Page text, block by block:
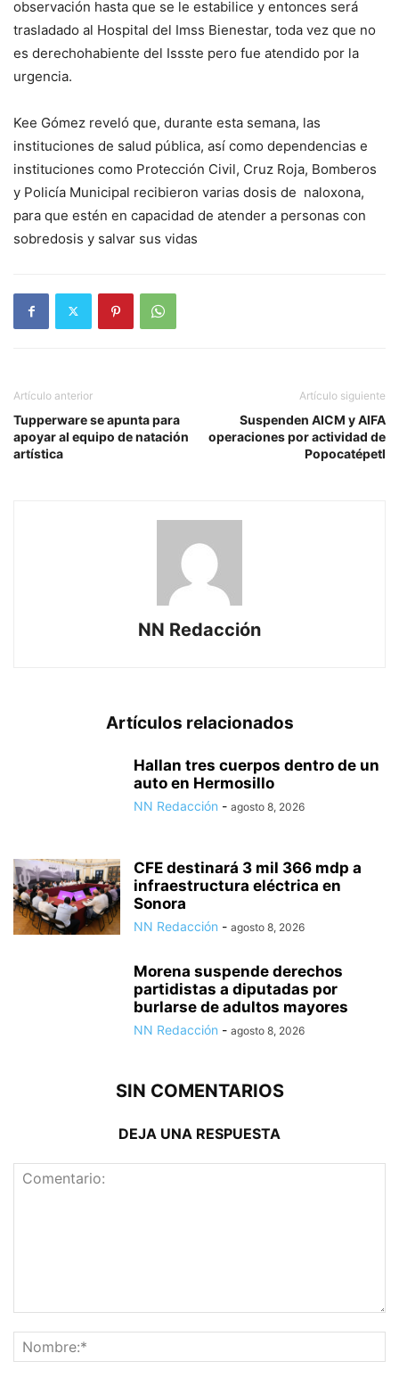
observación hasta que se le estabilice y entonces será
trasladado al Hospital del Imss Bienestar, toda vez que no
es derechohabiente del Issste pero fue atendido por la
urgencia.
Kee Gómez reveló que, durante esta semana, las
instituciones de salud pública, así como dependencias e
instituciones como Protección Civil, Cruz Roja, Bomberos
y Policía Municipal recibieron varias dosis de naloxona,
para que estén en capacidad de atender a personas con
sobredosis y salvar sus vidas
Artículo anterior
Tupperware se apunta para
apoyar al equipo de natación
artística
Artículo siguiente
Suspenden AICM y AIFA
operaciones por actividad de
Popocatépetl
NN Redacción
Artículos relacionados
Hallan tres cuerpos dentro de un
auto en Hermosillo
NN Redacción - agosto 8, 2026
CFE destinará 3 mil 366 mdp a
infraestructura eléctrica en
Sonora
NN Redacción - agosto 8, 2026
Morena suspende derechos
partidistas a diputadas por
burlarse de adultos mayores
NN Redacción - agosto 8, 2026
SIN COMENTARIOS
DEJA UNA RESPUESTA